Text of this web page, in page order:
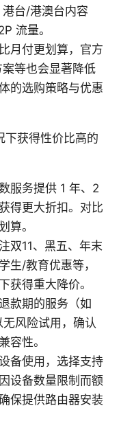
台/港澳台内容
流量。
月付更划算，官方
等也会显著降低
的选购策略与优惠
下获得性价比高的
服务提供 1 年、2
得更大折扣。对比
算。
双11、黑五、年末
生/教育优惠等，
获得重大降价。
款期的服务（如
风险试用，确认
容性。
备使用，选择支持
设备数量限制而额
保提供路由器安装